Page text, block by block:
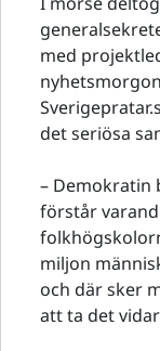
med
det seriösa
– Demokratin
förstår
miljon
och där sker
att ta det